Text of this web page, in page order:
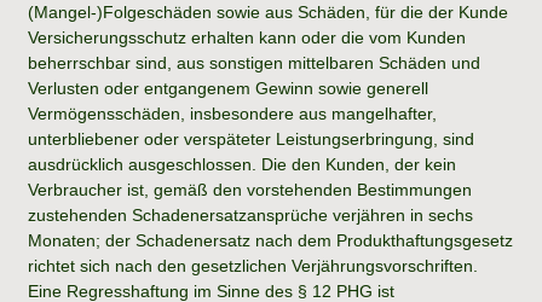
(Mangel-)Folgeschäden sowie aus Schäden, für die der Kunde
Versicherungsschutz erhalten kann oder die vom Kunden
beherrschbar sind, aus sonstigen mittelbaren Schäden und
Verlusten oder entgangenem Gewinn sowie generell
Vermögensschäden, insbesondere aus mangelhafter,
unterbliebener oder verspäteter Leistungserbringung, sind
ausdrücklich ausgeschlossen. Die den Kunden, der kein
Verbraucher ist, gemäß den vorstehenden Bestimmungen
zustehenden Schadenersatzansprüche verjähren in sechs
Monaten; der Schadenersatz nach dem Produkthaftungsgesetz
richtet sich nach den gesetzlichen Verjährungsvorschriften.
Eine Regresshaftung im Sinne des § 12 PHG ist